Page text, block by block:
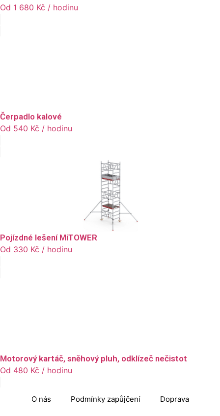
Od 1 680 Kč / hodinu
Čerpadlo kalové
Od 540 Kč / hodinu
Pojízdné lešení MiTOWER
Od 330 Kč / hodinu
Motorový kartáč, sněhový pluh, odklízeč nečistot
Od 480 Kč / hodinu
O nás Podmínky zapůjčení Doprava